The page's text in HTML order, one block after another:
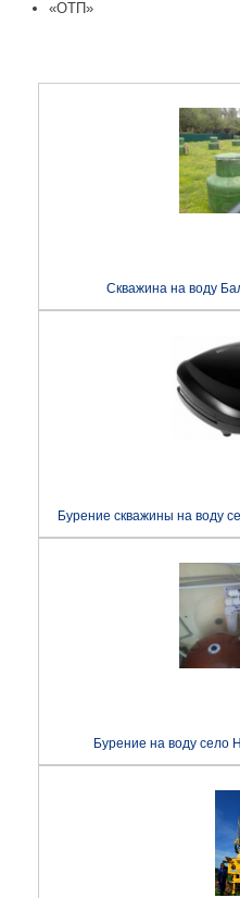
«ОТП»
Скважина на воду
Бурение скважины на воду
Бурение на воду село